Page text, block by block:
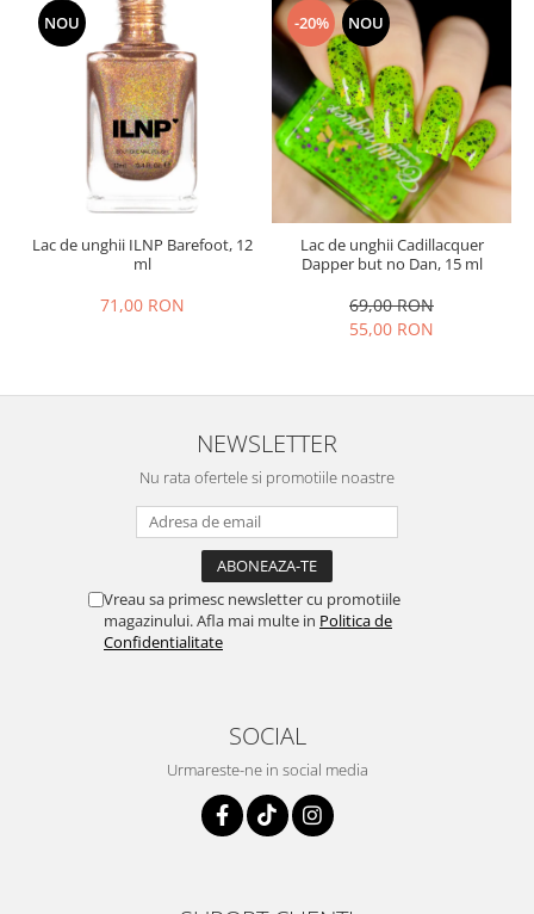
NOU
Lac de unghii ILNP Barefoot, 12
ml
71,00 RON
-20% NOU
Lac de unghii Cadillacquer
Dapper but no Dan, 15 ml
69,00 RON
55,00 RON
NEWSLETTER
Nu rata ofertele si promotiile noastre
Vreau sa primesc newsletter cu promotiile
magazinului. Afla mai multe in Politica de
Confidentialitate
SOCIAL
Urmareste-ne in social media